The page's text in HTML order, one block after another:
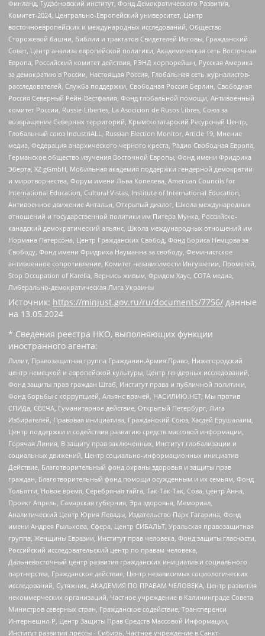
Финланд, Гудзоновский институт, Фонд Демократического Развития,
Комитет-2024, Центрально-Европейский университет, Центр
восточноевропейских и международных исследований, Общество
Сторожевой башни, Библии и трактатов Свидетелей Иеговы, Гражданский
Совет, Центр анализа европейской политики, Академическая сеть Восточная
Европа, Российский комитет действия, РЭНД корпорейшн, Русская Америка
за демократию в России, Настоящая Россия, Глобальная сеть журналистов-
расследователей, Служба поддержки, Свободная Россия Берлин, Свободная
Россия Северный Рейн-Вестфалия, Фонд глобальной помощи, Антивоенный
комитет России, Russie-Libertes, La Asocicion de Rusos Libres, Союз за
возвращение Северных территорий, Крымскотатарский Ресурсный Центр,
Глобальный союз IndustriALL, Russian Election Monitor, Article 19, Мнение
медиа, Федерация анархического черного креста, Радио Свободная Европа,
Германское общество изучения Восточной Европы, Фонд имени Фридриха
Эберта, XZ gGmbH, Мобильная академия поддержки гендерной демократии
и миротворчества, Форум имени Льва Копелева, American Councils for
International Education, Cultural Vistas, Institute of International Education,
Антивоенное движение Антальи, Открытый диалог, Школа международных
отношений и государственной политики им Питера Мунка, Российско-
канадский демократический альянс, Школа международных отношений им
Нормана Патерсона, Центр Гражданских Свобод, Фонд Бориса Немцова за
Свободу, Фонд имени Фридриха Науманна за свободу, Феминистское
антивоенное сопротивление, Комитет независимости Ингушетии, Прометей,
Stop Occupation of Karelia, Вернись живым, Фридом Хаус, СОТА медиа,
Либерально-демократическая Лига Украины
Источник: https://minjust.gov.ru/ru/documents/7756/ данные
на 13.05.2024
* Сведения реестра НКО, выполняющих функции
иностранного агента:
Лилит, Правозащитная группа Гражданин.Армия.Право, Нижегородский
центр немецкой и европейской культуры, Центр гендерных исследований,
Фонд защиты прав граждан Штаб, Институт права и публичной политики,
Фонд борьбы с коррупцией, Альянс врачей, НАСИЛИЮ.НЕТ, Мы против
СПИДа, СВЕЧА, Гуманитарное действие, Открытый Петербург, Лига
Избирателей, Правовая инициатива, Гражданский Союз, Хасдей Ерушалаим,
Центр поддержки и содействия развитию средств массовой информации,
Горячая Линия, В защиту прав заключенных, Институт глобализации и
социальных движений, Центр социально-информационных инициатив
Действие, Благотворительный фонд охраны здоровья и защиты прав
граждан, Благотворительный фонд помощи осужденным и их семьям, Фонд
Тольятти, Новое время, Серебряная тайга, Так-Так-Так, Сова, центр Анна,
Проект Апрель, Самарская губерния, Эра здоровья, Мемориал,
Аналитический Центр Юрия Левады, Издательство Парк Гагарина, Фонд
имени Андрея Рылькова, Сфера, Центр СИБАЛЬТ, Уральская правозащитная
группа, Женщины Евразии, Институт прав человека, Фонд защиты гласности,
Российский исследовательский центр по правам человека,
Дальневосточный центр развития гражданских инициатив и социального
партнерства, Гражданское действие, Центр независимых социологических
исследований, Сутяжник, АКАДЕМИЯ ПО ПРАВАМ ЧЕЛОВЕКА, Центр развития
некоммерческих организаций, Частное учреждение в Калининграде Совета
Министров северных стран, Гражданское содействие, Трансперенси
Интернешнл-Р, Центр Защиты Прав Средств Массовой Информации,
Институт развития прессы - Сибирь, Частное учреждение в Санкт-